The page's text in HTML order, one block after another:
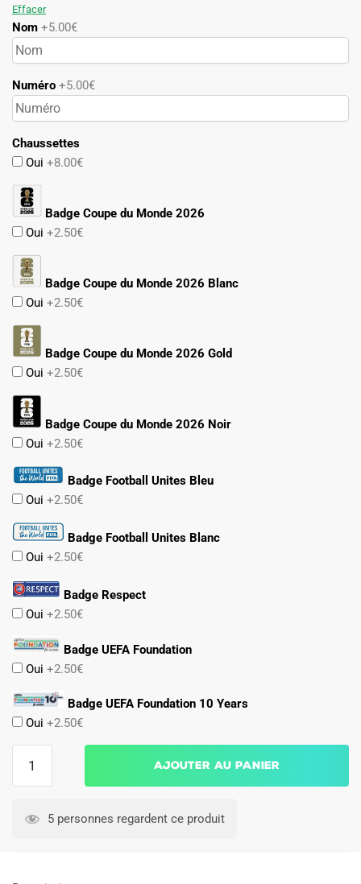
Effacer
Nom +5.00€
Numéro +5.00€
Chaussettes
Oui +8.00€
Badge Coupe du Monde 2026
Oui +2.50€
Badge Coupe du Monde 2026 Blanc
Oui +2.50€
Badge Coupe du Monde 2026 Gold
Oui +2.50€
Badge Coupe du Monde 2026 Noir
Oui +2.50€
Badge Football Unites Bleu
Oui +2.50€
Badge Football Unites Blanc
Oui +2.50€
Badge Respect
Oui +2.50€
Badge UEFA Foundation
Oui +2.50€
Badge UEFA Foundation 10 Years
Oui +2.50€
Ajouter au panier
5 personnes regardent ce produit